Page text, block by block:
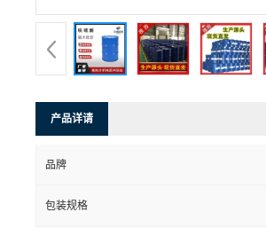
产品详请
品牌
包装规格